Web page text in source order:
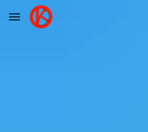
Skip to main content